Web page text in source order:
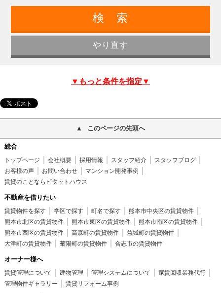
▼もっと条件を指定▼
このページの先頭へ
総合
トップページ 会社概要 採用情報 スタッフ紹介
スタッフブログ
お客様の声
お問い合わせ
マンション開発事例
賃貸のことならピタットハウス
不動産を借りたい
賃貸物件を探す 学区で探す 町名で探す
熊本市中央区の賃貸物件
熊本市北区の賃貸物件
熊本市東区の賃貸物件
熊本市南区の賃貸物件
熊本市西区の賃貸物件
高森町の賃貸物件
益城町の賃貸物件
大津町の賃貸物件
菊陽町の賃貸物件 合志市の賃貸物件
オーナー様へ
賃貸管理について 建物管理 管理システムについて
家賃回収業務代行
管理物件ギャラリー
賃貸リフォーム事例